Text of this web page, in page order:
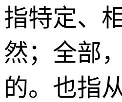
指特定、
然；全部
的。也指